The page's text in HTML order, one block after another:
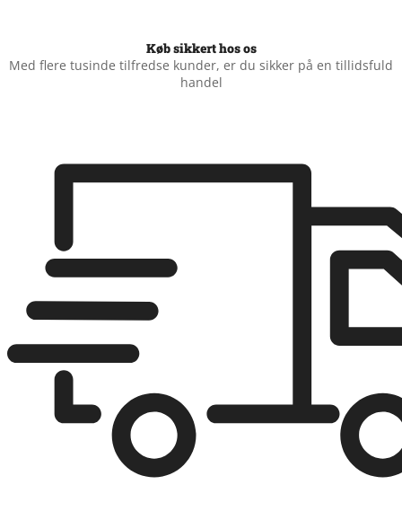
Køb sikkert hos os
Med flere tusinde tilfredse kunder, er du sikker på en tillidsfuld
handel